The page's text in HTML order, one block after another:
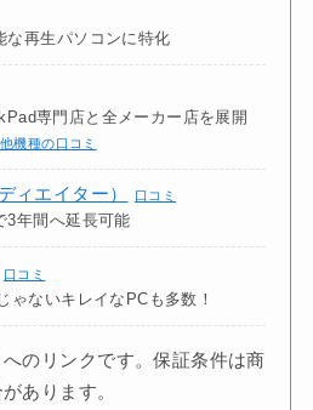
な再生パソコンに特化
専門店と全メーカー店を展開
機種の口コミ
ィエイター） 口コミ
3年間へ延長可能
口コミ
ゃないキレイなPCも多数！
のリンクです。保証条件は商
あります。